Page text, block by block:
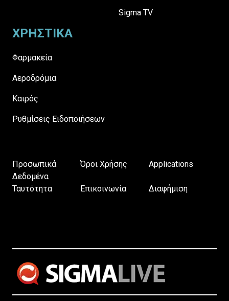
Sigma TV
ΧΡΗΣΤΙΚΑ
Φαρμακεία
Αεροδρόμια
Καιρός
Ρυθμίσεις Ειδοποιήσεων
Προσωπικά
Δεδομένα
Όροι Χρήσης Applications
Ταυτότητα Επικοινωνία Διαφήμιση